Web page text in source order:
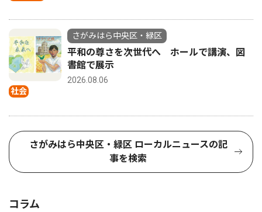
社会
さがみはら中央区・緑区
平和の尊さを次世代へ ホールで講演、図
書館で展示
2026.08.06
さがみはら中央区・緑区 ローカルニュースの記
事を検索
コラム